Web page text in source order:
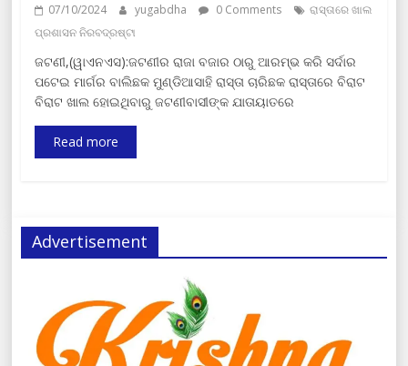
07/10/2024 yugabdha 0 Comments
ରାସ୍ତାରେ ଖାଲ
ପ୍ରଶାସନ ନିରବଦ୍ରଷ୍ଟା
ଜଟଣୀ,(ୱାଏନଏସ):ଜଟଣୀର ରାଜା ବଜାର ଠାରୁ ଆରମ୍ଭ କରି ସର୍ଦାର
ପଟେଇ ମାର୍ଗର ବାଲିଛକ ମୁଣ୍ଡିଆସାହି ରାସ୍ତା ଚାରିଛକ ରାସ୍ତାରେ ବିରାଟ
ବିରାଟ ଖାଲ ହୋଇଥିବାରୁ ଜଟଣୀବାସୀଙ୍କ ଯାତାୟାତରେ
Read more
Advertisement